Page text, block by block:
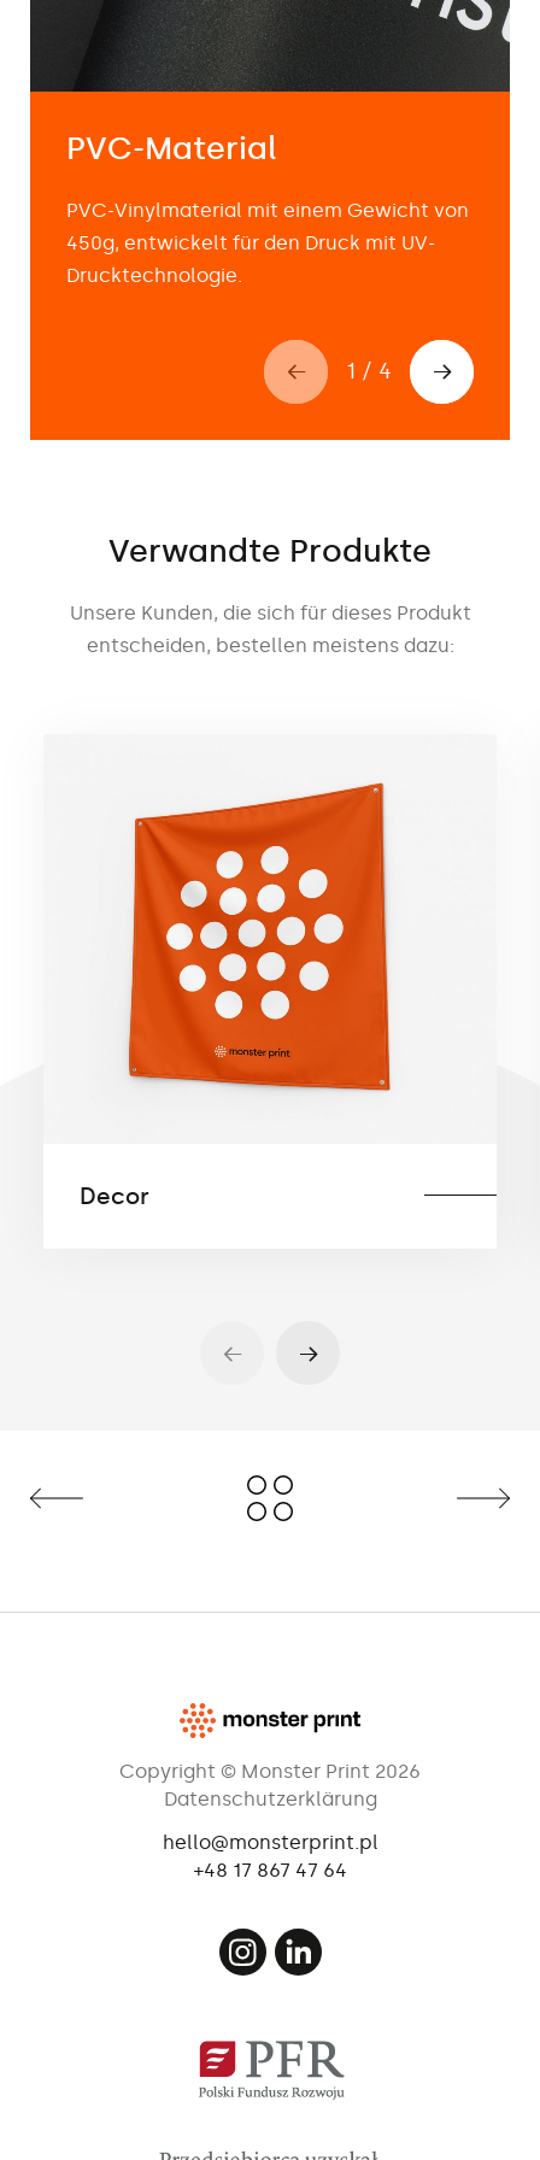
werden und sind in den Versionen
Standard, Exklusiv und Doppelseitig
erhältlich.
Sublimationstechnologie gedruckt. Das
Klasse B1.
PVC-Material
PVC-Vinylmaterial mit einem Gewicht von
450g, entwickelt für den Druck mit UV-
Drucktechnologie.
1 / 4
Verwandte Produkte
Unsere Kunden, die sich für dieses Produkt
entscheiden, bestellen meistens dazu:
Decor
Copyright © Monster Print 2026
Datenschutzerklärung
hello@monsterprint.pl
+48 17 867 47 64